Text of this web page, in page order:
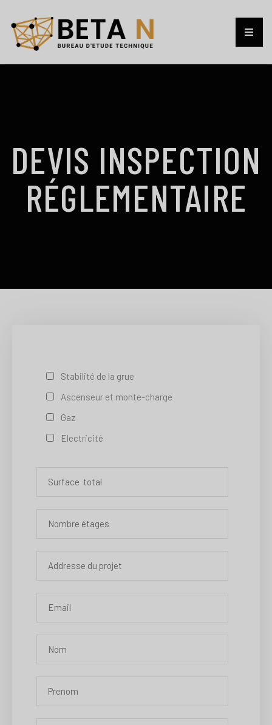
DEVIS INSPECTION
RÉGLEMENTAIRE
Stabilité de la grue
Ascenseur et monte-charge
Gaz
Electricité